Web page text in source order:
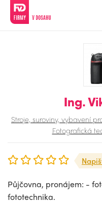
Ing.
Stroje, suroviny, vybavení
Fotografická
Půjčovna, pronájem: -
fototechnika.